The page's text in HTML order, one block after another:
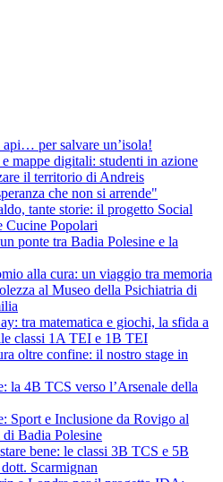
api… per salvare un’isola!
mappe digitali: studenti in azione
il territorio di Andreis
che non si arrende"
tante storie: il progetto Social
Cucine Popolari
ponte tra Badia Polesine e la
alla cura: un viaggio tra memoria
al Museo della Psichiatria di
tra matematica e giochi, la sfida a
classi 1A TEI e 1B TEI
oltre confine: il nostro stage in
la 4B TCS verso l’Arsenale della
Sport e Inclusione da Rovigo al
Badia Polesine
bene: le classi 3B TCS e 5B
Scarmignan